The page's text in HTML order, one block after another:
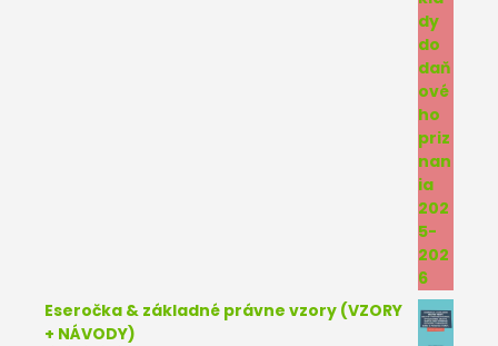
Eseročka & základné právne vzory (VZORY
+ NÁVODY)